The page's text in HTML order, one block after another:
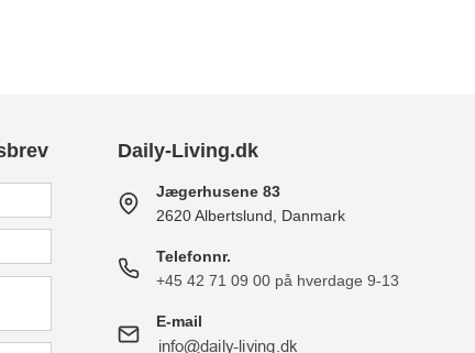
Daily-Living.dk
Jægerhusene 83
2620 Albertslund, Danmark
Telefonnr.
+45 42 71 09 00 på hverdage 9-13
E-mail